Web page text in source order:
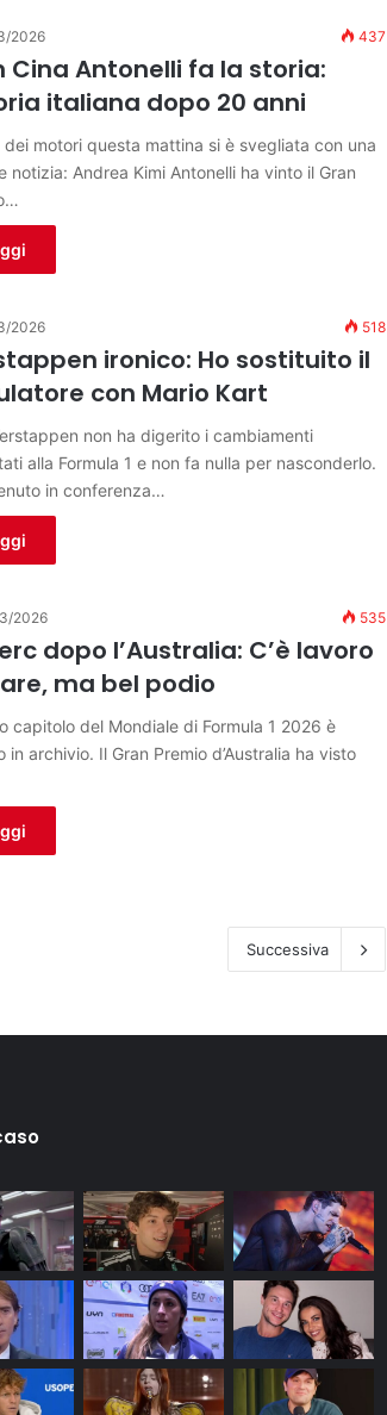
2026 437
Cina Antonelli fa la storia:
italiana dopo 20 anni
dei motori questa mattina si è svegliata con una
notizia: Andrea Kimi Antonelli ha vinto il Gran
2026 518
ironico: Ho sostituito il
con Mario Kart
non ha digerito i cambiamenti
alla Formula 1 e non fa nulla per nasconderlo.
in conferenza…
2026 535
dopo l’Australia: C’è lavoro
ma bel podio
capitolo del Mondiale di Formula 1 2026 è
in archivio. Il Gran Premio d’Australia ha visto
Successiva